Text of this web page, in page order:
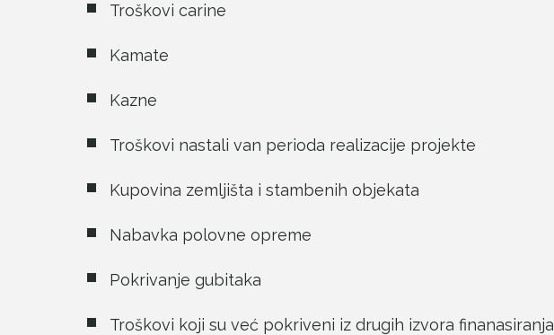
Troškovi carine
Kamate
Kazne
Troškovi nastali van perioda realizacije projekte
Kupovina zemljišta i stambenih objekata
Nabavka polovne opreme
Pokrivanje gubitaka
Troškovi koji su već pokriveni iz drugih izvora finanasiranja